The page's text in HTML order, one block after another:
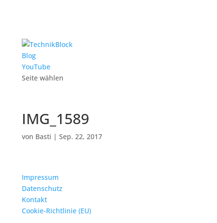
Blog
YouTube
Seite wählen
IMG_1589
von Basti | Sep. 22, 2017
Impressum
Datenschutz
Kontakt
Cookie-Richtlinie (EU)